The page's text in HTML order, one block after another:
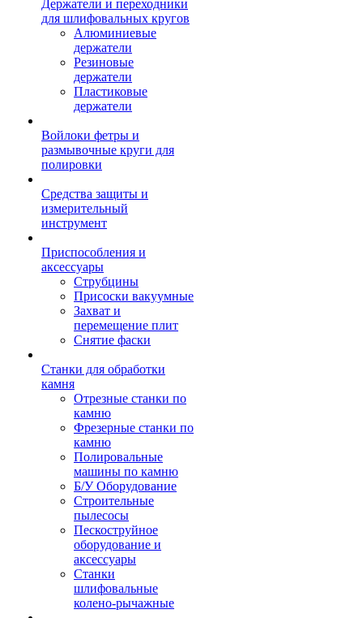
Держатели и переходники
для шлифовальных кругов
Алюминиевые
держатели
Резиновые
держатели
Пластиковые
держатели
Войлоки фетры и
размывочные круги для
полировки
Средства защиты и
измерительный
инструмент
Приспособления и
аксессуары
Струбцины
Присоски вакуумные
Захват и
перемещение плит
Снятие фаски
Станки для обработки
камня
Отрезные станки по
камню
Фрезерные станки по
камню
Полировальные
машины по камню
Б/У Оборудование
Строительные
пылесосы
Пескоструйное
оборудование и
аксессуары
Станки
шлифовальные
колено-рычажные